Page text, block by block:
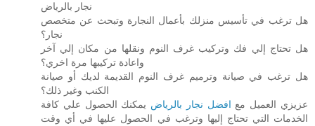
نجار بالرياض
هل ترغب في تأسيس منزلك بأعمال النجارة وتبحث عن متخصص
نجار؟
هل تحتاج إلي فك وتركيب غرف النوم ونقلها من مكان إلي آخر
واعادة تركيبها مرة اخري؟
هل ترغب في صيانة وترميم غرف النوم القديمة لديك أو صيانة
الكنب وغير ذلك؟
عزيزي العميل مع افضل نجار بالرياض يمكنك الحصول علي كافة
الخدمات التي تحتاج إليها وترغب في الحصول عليها في أي وقت